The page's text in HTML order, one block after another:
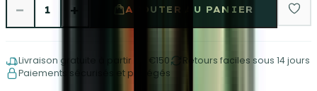
− 1 + AJOUTER AU PANIER
Livraison gratuite à partir de €150
Retours faciles sous 14 jours
Paiements sécurisés et protégés